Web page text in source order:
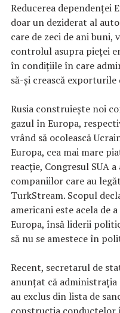
Reducerea dependenţei
doar un deziderat al
care de zeci de ani buni,
controlul asupra pieței
în condiţiile în care
să-şi crească
Rusia construieşte noi
gazul în Europa,
vrând să ocolească
Europa, cea mai mare
reacţie, Congresul SUA
companiilor care au
TurkStream. Scopul
americani este acela de
Europa, însă liderii
să nu se amestece în
Recent, secretarul de
anunțat că administrația
au exclus din lista de